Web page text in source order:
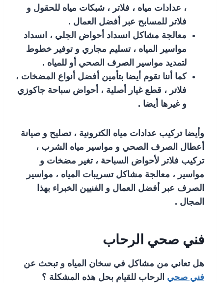
، عدادات مياه ، فلاتر ، شبكات مياه للحقول و
فلاتر للمسابح عبر أفضل العمال .
معالجة مشاكل انسداد أحواض الجلي ، انسداد
مواسير المياه ، تسليم مجاري و توفير خطوط
لتمديد مواسير الصرف الصحي أو للمياه .
كما أننا نقوم أيضا بتأمين أفضل أنواع المضخات ،
فلاتر ، قطع غيار أصلية ، أحواض سباحة جاكوزي
و غيرها أيضا .
وأيضا تركيب عدادات مياه الكترونية ، تصليح و صيانة
أعطال الصرف الصحي و مواسير مياه الشرب ،
تركيب فلاتر لأحواض السباحة ، تغير مضخات و
مواسير ، معالجة مشاكل تسريبات المياه ، مواسير
الصرف عبر أفضل العمال و الفنيين الخبراء بهذا
المجال .
فني صحي الرحاب
هل تعاني من مشاكل في سخان المياه و تبحث عن
فني صحي الرحاب للقيام بحل هذه المشكلة ؟